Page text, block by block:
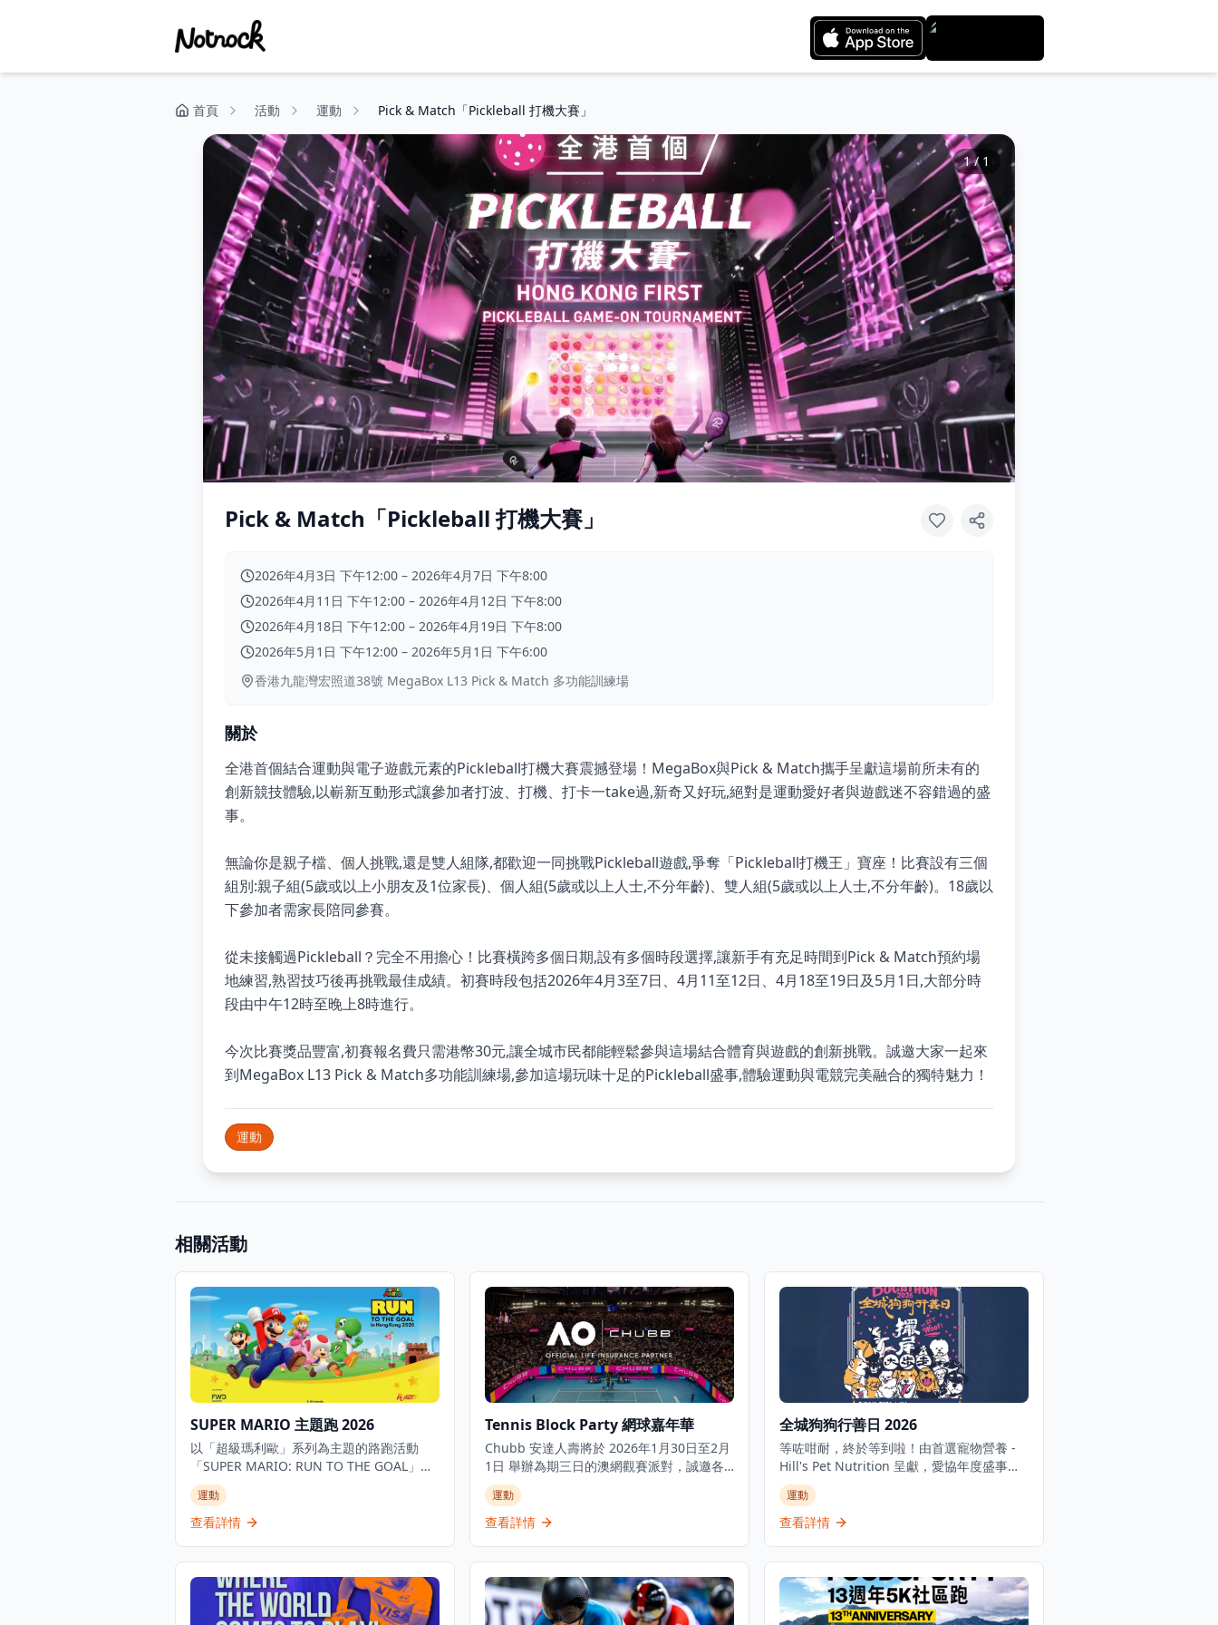
首頁 活動 運動 Pick & Match「Pickleball 打機大賽」
1/1
Pick & Match「Pickleball 打機大賽」
2026年4月3日 下午12:00 – 2026年4月7日 下午8:00
2026年4月11日 下午12:00 – 2026年4月12日 下午8:00
2026年4月18日 下午12:00 – 2026年4月19日 下午8:00
2026年5月1日 下午12:00 – 2026年5月1日 下午6:00
香港九龍灣宏照道38號 MegaBox L13 Pick & Match 多功能訓練場
關於
全港首個結合運動與電子遊戲元素的Pickleball打機大賽震撼登場！MegaBox與Pick & Match攜手呈獻這場前所未有的
創新競技體驗,以嶄新互動形式讓參加者打波、打機、打卡一take過,新奇又好玩,絕對是運動愛好者與遊戲迷不容錯過的盛
事。
無論你是親子檔、個人挑戰,還是雙人組隊,都歡迎一同挑戰Pickleball遊戲,爭奪「Pickleball打機王」寶座！比賽設有三個
組別:親子組(5歲或以上小朋友及1位家長)、個人組(5歲或以上人士,不分年齡)、雙人組(5歲或以上人士,不分年齡)。18歲以
下參加者需家長陪同參賽。
從未接觸過Pickleball？完全不用擔心！比賽橫跨多個日期,設有多個時段選擇,讓新手有充足時間到Pick & Match預約場
地練習,熟習技巧後再挑戰最佳成績。初賽時段包括2026年4月3至7日、4月11至12日、4月18至19日及5月1日,大部分時
段由中午12時至晚上8時進行。
今次比賽獎品豐富,初賽報名費只需港幣30元,讓全城市民都能輕鬆參與這場結合體育與遊戲的創新挑戰。誠邀大家一起來
到MegaBox L13 Pick & Match多功能訓練場,參加這場玩味十足的Pickleball盛事,體驗運動與電競完美融合的獨特魅力！
運動
相關活動
SUPER MARIO 主題跑 2026
以「超級瑪利歐」系列為主題的路跑活動
「SUPER MARIO: RUN TO THE GOAL」即
將於香港舉辦。活動分別設有4公里、2公里
及1公里賽道，務求為大眾帶來前所未有的運
動與娛樂體驗。 「超級瑪利歐」系列的裝飾
得特別優惠。
運動
查看詳情
Tennis Block Party 網球嘉年華
Chubb 安達人壽將於 2026年1月30日至2月
1日 舉辦為期三日的澳網觀賽派對，誠邀各
位網球迷走進太古坊糖廠街戶外觀賽派對，
一同體驗澳網的熾熱氣氛！現場設有大螢幕
直播澳網精彩賽事、美食攤位，更有網球主
弦的比賽！作為澳洲網球公開賽官方人壽保
險合作夥伴，Chubb 安達人壽一直致力為客
戶提供卓越保障，並將傳承理念延伸至體壇
運動
查看詳情
全城狗狗行善日 2026
等咗咁耐，終於等到啦！由首選寵物營養 -
Hill's Pet Nutrition 呈獻，愛協年度盛事
「全城狗狗行善日 2026」今年載譽回歸香港
迪士尼樂園度假區，規模更大，氣氛更熱
鬧，繼續為毛孩寫一個幸福童話！絕對唔可
連詩雅成為活動大使，一齊參加步行，推廣
動物福利！
運動
查看詳情